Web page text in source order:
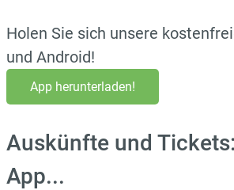
Holen Sie sich unsere
und Android!
App herunterladen!
Auskünfte und
App...